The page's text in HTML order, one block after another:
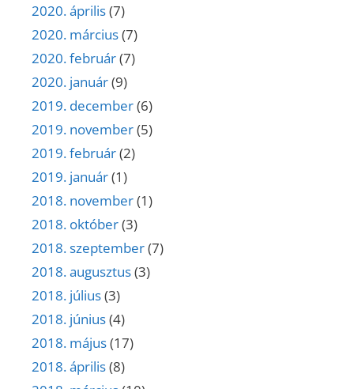
2020. április(7)
2020. március(7)
2020. február(7)
2020. január(9)
2019. december(6)
2019. november(5)
2019. február(2)
2019. január(1)
2018. november(1)
2018. október(3)
2018. szeptember(7)
2018. augusztus(3)
2018. július(3)
2018. június(4)
2018. május(17)
2018. április(8)